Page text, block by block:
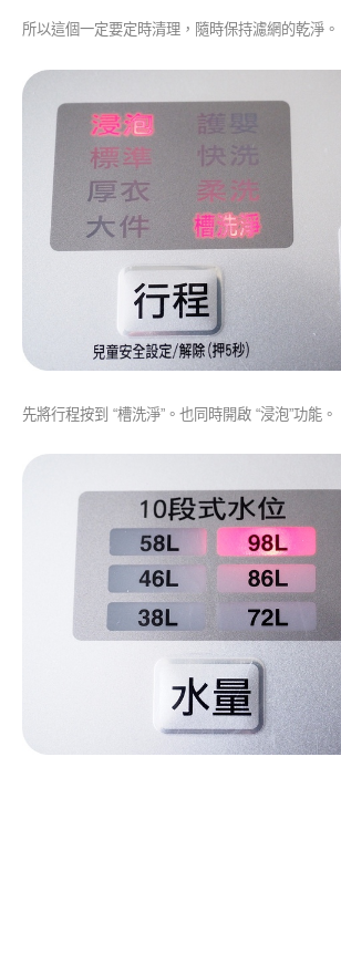
所以這個一定要定時清理，隨時保持濾網的乾淨。
先將行程按到 “槽洗淨”。也同時開啟 “浸泡”功能。